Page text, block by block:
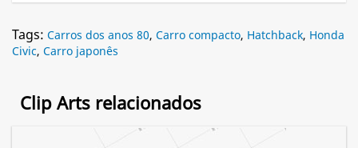
Tags: Carros dos anos 80, Carro compacto, Hatchback, Honda
Civic, Carro japonês
Clip Arts relacionados